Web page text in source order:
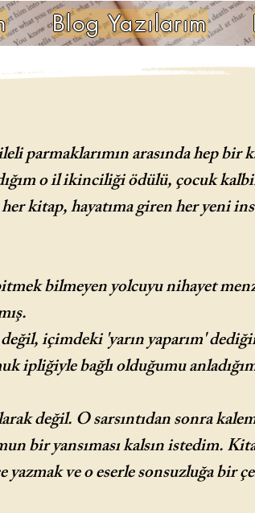
Blog Yazılarım
parmaklarımın arasında hep
o il ikinciliği ödülü, çocuk
kitap, hayatıma giren her yeni
bilmeyen yolcuyu nihayet
içimdeki 'yarın yaparım'
ipliğiyle bağlı olduğumu
değil. O sarsıntıdan sonra
bir yansıması kalsın istedim.
yazmak ve o eserle sonsuzluğa bir